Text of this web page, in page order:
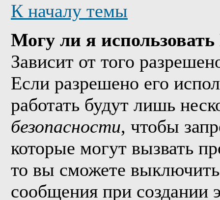
К началу темы
Могу ли я
Зависит от того
Если разрешено его
работать будут лишь
безопасности, чтобы
которые могут вызвать
то вы сможете выключить
сообщения при создании